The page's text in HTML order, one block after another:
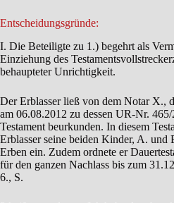
Entscheidungsgründe:
I. Die Beteiligte zu 1.) begehrt als
Einziehung des
behaupteter Unrichtigkeit.
Der Erblasser ließ von dem Notar X.,
am 06.08.2012 zu dessen UR-Nr.
Testament beurkunden. In diesem
Erblasser seine beiden Kinder, A.
Erben ein. Zudem ordnete er
für den ganzen Nachlass bis zum
6., S.